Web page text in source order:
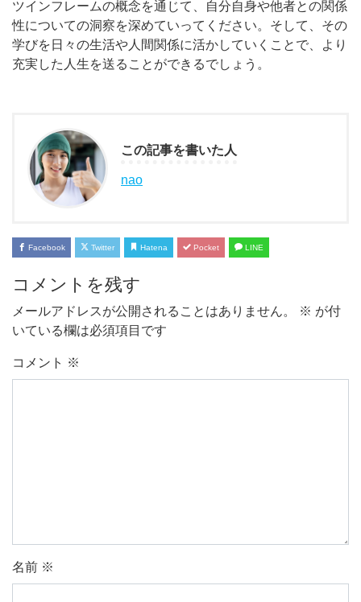
ツインフレームの概念を通じて、自分自身や他者との関係
性についての洞察を深めていってください。そして、その
学びを日々の生活や人間関係に活かしていくことで、より
充実した人生を送ることができるでしょう。
この記事を書いた人
nao
Facebook Twitter Hatena Pocket LINE
コメントを残す
メールアドレスが公開されることはありません。 ※ が付
いている欄は必須項目です
コメント ※
名前 ※